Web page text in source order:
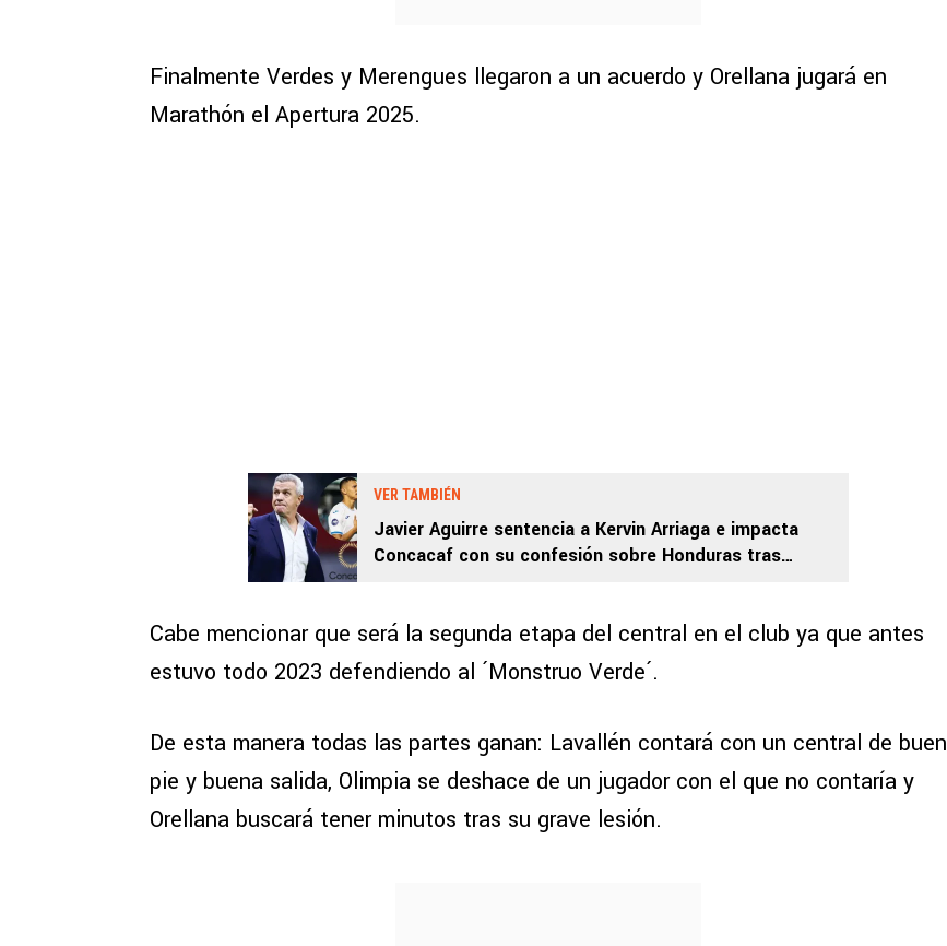
Finalmente Verdes y Merengues llegaron a un acuerdo y Orellana jugará en
Marathón el Apertura 2025.
VER TAMBIÉN
Javier Aguirre sentencia a Kervin Arriaga e impacta
Concacaf con su confesión sobre Honduras tras
Cabe mencionar que será la segunda etapa del central en el club ya que antes
estuvo todo 2023 defendiendo al ´Monstruo Verde´.
De esta manera todas las partes ganan: Lavallén contará con un central de buen
pie y buena salida, Olimpia se deshace de un jugador con el que no contaría y
Orellana buscará tener minutos tras su grave lesión.